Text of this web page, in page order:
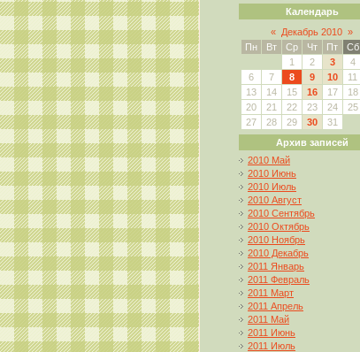
Календарь
« Декабрь 2010 »
Пн
Вт Ср Чт Пт Сб
1
2 3 4
6
7 8 9 10 11
13
14 15 16 17 18
20
21 22 23 24 25
27
28 29 30
31
Архив записей
2010 Май
2010 Июнь
2010 Июль
2010 Август
2010 Сентябрь
2010 Октябрь
2010 Ноябрь
2010 Декабрь
2011 Январь
2011 Февраль
2011 Март
2011 Апрель
2011 Май
2011 Июнь
2011 Июль